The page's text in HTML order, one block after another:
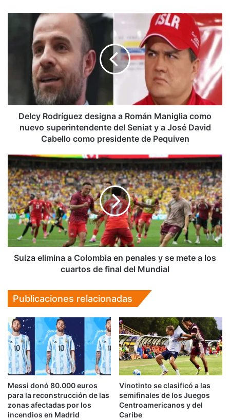
Rodríguez
Maniglia
superintendente
Seniat
José
David
Cabello
como
presidente
de
Pequiven
Delcy Rodríguez designa a Román Maniglia como
nuevo superintendente del Seniat y a José David
Cabello como presidente de Pequiven
Suiza
elimina
a
Colombia
en
penales
y
mete
de
final
Mundial
Suiza elimina a Colombia en penales y se mete a los
cuartos de final del Mundial
Publicaciones relacionadas
Messi donó 80.000 euros
para la reconstrucción de las
zonas afectadas por los
incendios en Madrid
Vinotinto se clasificó a las
semifinales de los Juegos
Centroamericanos y del
Caribe